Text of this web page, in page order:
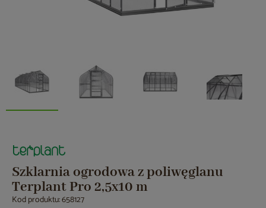
Szklarnia ogrodowa z poliwęglanu
Terplant Pro 2,5x10 m
Kod produktu: 658127